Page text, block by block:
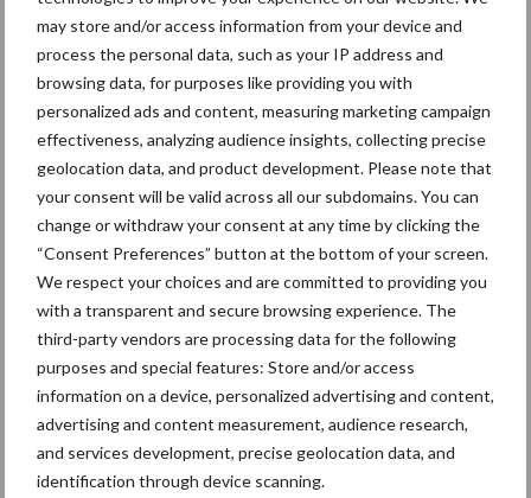
may store and/or access information from your device and
process the personal data, such as your IP address and
browsing data, for purposes like providing you with
personalized ads and content, measuring marketing campaign
effectiveness, analyzing audience insights, collecting precise
geolocation data, and product development. Please note that
your consent will be valid across all our subdomains. You can
change or withdraw your consent at any time by clicking the
“Consent Preferences” button at the bottom of your screen.
We respect your choices and are committed to providing you
with a transparent and secure browsing experience. The
third-party vendors are processing data for the following
purposes and special features: Store and/or access
information on a device, personalized advertising and content,
advertising and content measurement, audience research,
and services development, precise geolocation data, and
identification through device scanning.
Primaire
Sidebar
Recent nieuws Partner nieuws
Wet en regelgeving Diergezondheid
Mestbeleid Mestbanden
Toon meer